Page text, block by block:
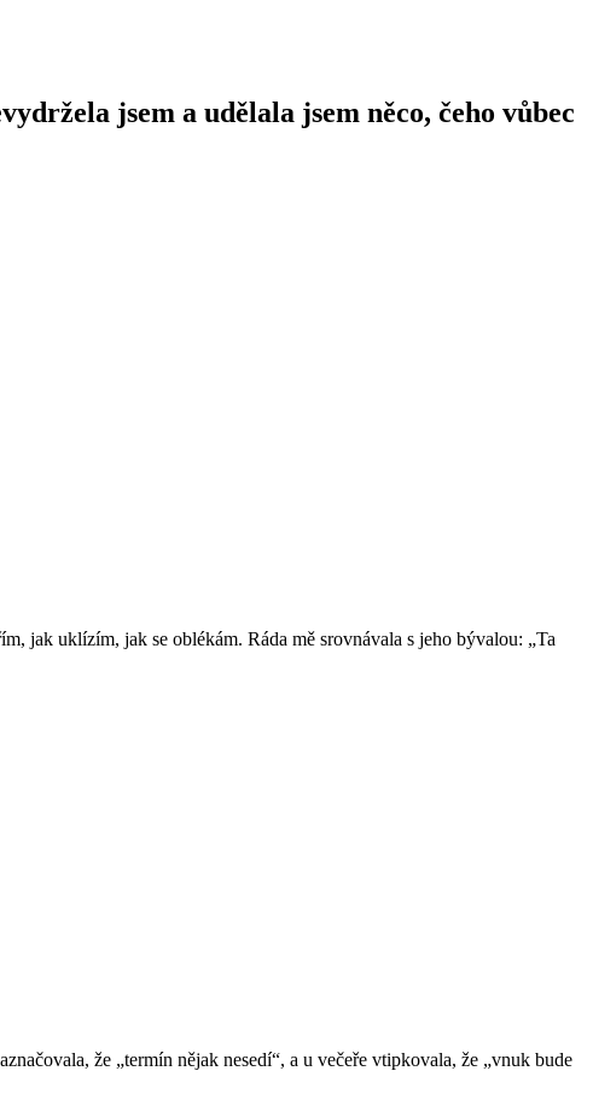
jsem a udělala jsem něco, čeho vůbec
jak uklízím, jak se oblékám. Ráda mě srovnávala s jeho bývalou: „Ta
že „termín nějak nesedí“, a u večeře vtipkovala, že „vnuk bude